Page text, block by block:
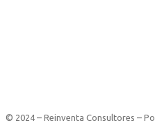
© 2024 – Reinventa Consultores –